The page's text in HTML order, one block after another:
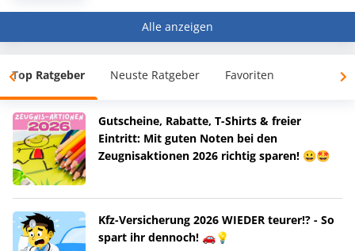
Alle anzeigen
Top Ratgeber Neuste Ratgeber Favoriten
Gutscheine, Rabatte, T-Shirts & freier
Eintritt: Mit guten Noten bei den
Zeugnisaktionen 2026 richtig sparen! 😀🤩
Kfz-Versicherung 2026 WIEDER teurer!? - So
spart ihr dennoch! 🚗💡